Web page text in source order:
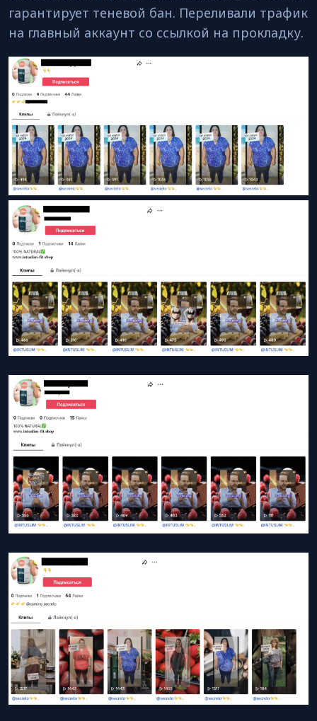
гарантирует теневой бан. Переливали трафик
на главный аккаунт со ссылкой на прокладку.